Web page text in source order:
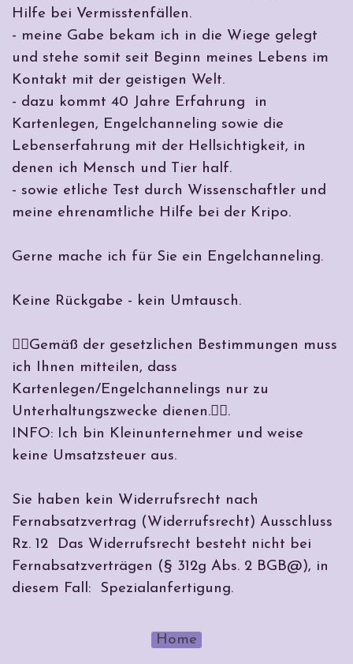
Hilfe bei Vermisstenfällen.
- meine Gabe bekam ich in die Wiege gelegt
und stehe somit seit Beginn meines Lebens im
Kontakt mit der geistigen Welt.
- dazu kommt 40 Jahre Erfahrung in
Kartenlegen, Engelchanneling sowie die
Lebenserfahrung mit der Hellsichtigkeit, in
denen ich Mensch und Tier half.
- sowie etliche Test durch Wissenschaftler und
meine ehrenamtliche Hilfe bei der Kripo.
Gerne mache ich für Sie ein Engelchanneling.
Keine Rückgabe - kein Umtausch.
🤷‍♀️Gemäß der gesetzlichen Bestimmungen muss
ich Ihnen mitteilen, dass
Kartenlegen/Engelchannelings nur zu
Unterhaltungszwecke dienen.🤷‍♀️.
INFO: Ich bin Kleinunternehmer und weise
keine Umsatzsteuer aus.
Sie haben kein Widerrufsrecht nach
Fernabsatzvertrag (Widerrufsrecht) Ausschluss
Rz. 12 Das Widerrufsrecht besteht nicht bei
Fernabsatzverträgen (§ 312g Abs. 2 BGB@), in
diesem Fall: Spezialanfertigung.
Home